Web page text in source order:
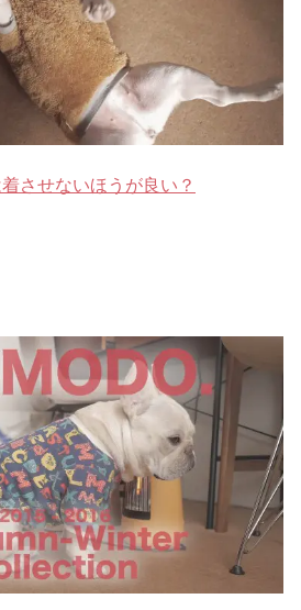
させないほうが良い？